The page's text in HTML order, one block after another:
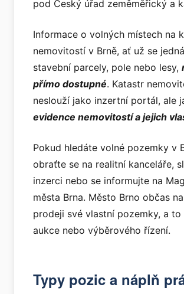
pod Český úřad zeměměřický a
Informace o volných místech na
nemovitostí v Brně, ať už se
stavební parcely, pole nebo lesy,
přímo dostupné. Katastr
neslouží jako inzertní portál, ale
evidence nemovitostí a jejich
Pokud hledáte volné pozemky v
obraťte se na realitní kanceláře,
inzerci nebo se informujte na
města Brna. Město Brno občas
prodeji své vlastní pozemky, a to
aukce nebo výběrového řízení.
Typy pozic a náplň